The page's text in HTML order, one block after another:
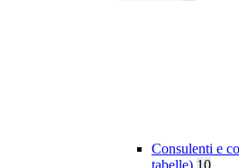
Consulenti e